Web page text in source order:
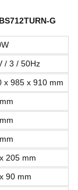
G
/ 3 / 50Hz
x 985 x 910 mm
205 mm
90 mm